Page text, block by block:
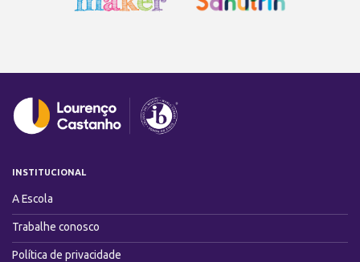
INSTITUCIONAL
A Escola
Trabalhe conosco
Política de privacidade